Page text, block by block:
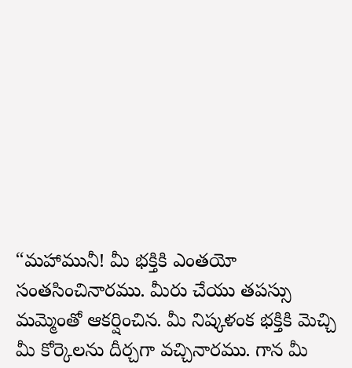
“మహామునీ! మీ భక్తికి ఎంతయో
సంతసించినారము. మీరు చేయు తపస్సు
మమ్మెంతో ఆకర్షించినది. మీ నిష్కళంక భక్తికి మెచ్చి
మీ కోర్కెలను దీర్చగా వచ్చినారము. గాన మీ